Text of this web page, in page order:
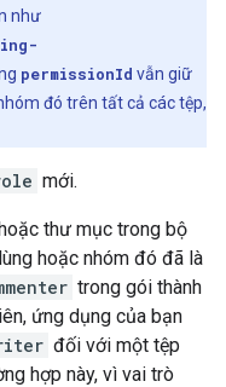
như
permissionId vẫn giữ
đó trên tất cả các tệp,
mới.
thư mục trong bộ
hoặc nhóm đó đã là
trong gói thành
ứng dụng của bạn
đối với một tệp
hợp này, vì vai trò